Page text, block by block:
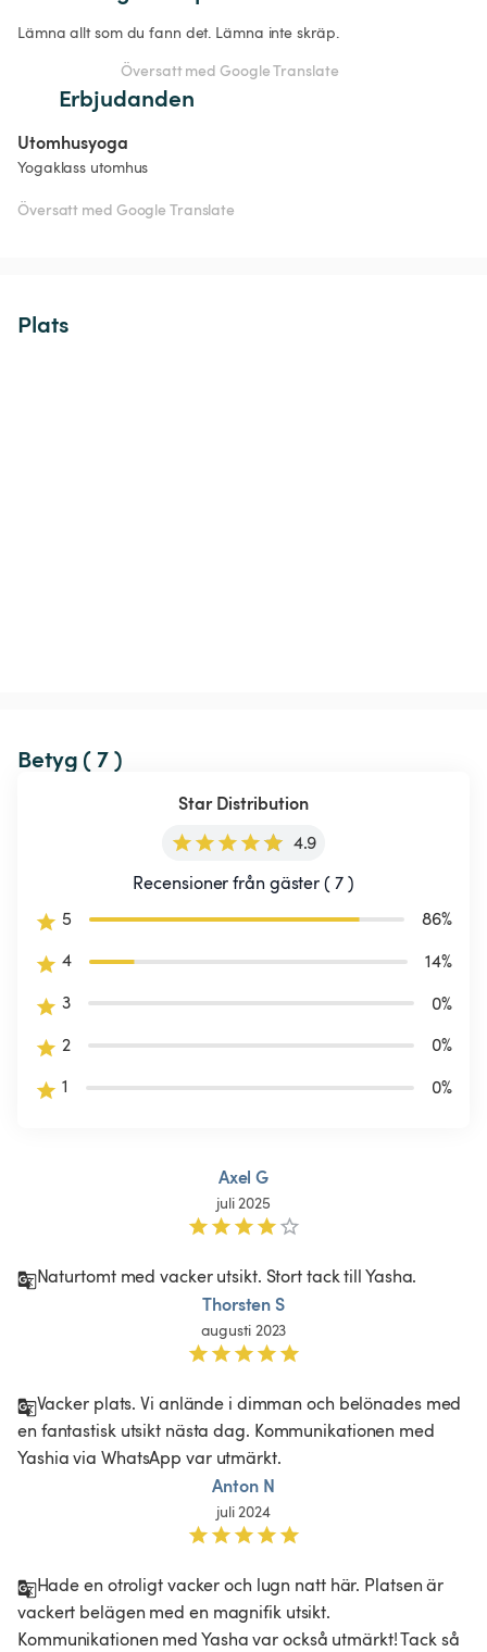
Lämna allt som du fann det. Lämna inte skräp.
Översatt med Google Translate
Erbjudanden
Utomhusyoga
Yogaklass utomhus
Översatt med Google Translate
Plats
Betyg ( 7 )
Star Distribution
4.9
Recensioner från gäster ( 7 )
5
86%
4
14%
3
0%
2
0%
1
0%
Axel G
juli 2025
Naturtomt med vacker utsikt. Stort tack till Yasha.
Thorsten S
augusti 2023
Vacker plats. Vi anlände i dimman och belönades med
en fantastisk utsikt nästa dag. Kommunikationen med
Yashia via WhatsApp var utmärkt.
Anton N
juli 2024
Hade en otroligt vacker och lugn natt här. Platsen är
vackert belägen med en magnifik utsikt.
Kommunikationen med Yasha var också utmärkt! Tack så